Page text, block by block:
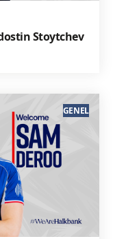
Stoytchev
GENEL